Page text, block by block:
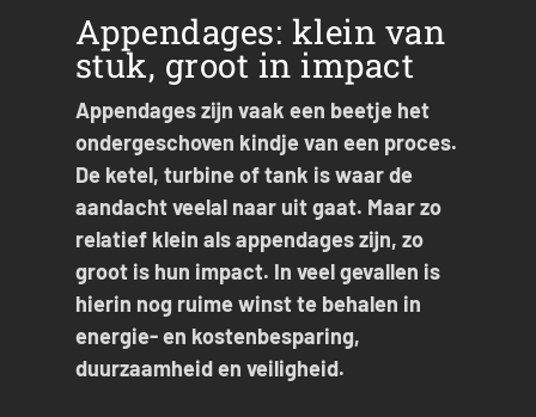
Appendages: klein van
stuk, groot in impact
Appendages zijn vaak een beetje het
ondergeschoven kindje van een proces.
De ketel, turbine of tank is waar de
aandacht veelal naar uit gaat. Maar zo
relatief klein als appendages zijn, zo
groot is hun impact. In veel gevallen is
hierin nog ruime winst te behalen in
energie- en kostenbesparing,
duurzaamheid en veiligheid.